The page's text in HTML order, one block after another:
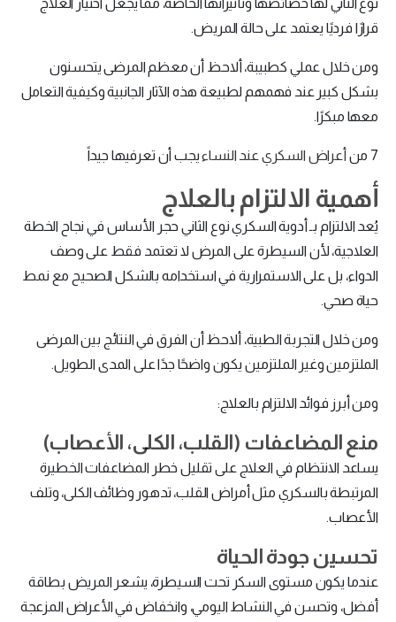
نوع الثاني لها خصائصها وتأثيراتها الخاصة، مما يجعل اختيار العلاج
قرارًا فرديًا يعتمد على حالة المريض.
ومن خلال عملي كطبيبة، ألاحظ أن معظم المرضى يتحسنون
بشكل كبير عند فهمهم لطبيعة هذه الآثار الجانبية وكيفية التعامل
معها مبكرًا.
7 من أعراض السكري عند النساءيجب أن تعرفيها جيداً
أهمية الالتزام بالعلاج
يُعد الالتزام بـ أدوية السكري نوع الثاني حجر الأساس في نجاح الخطة
العلاجية، لأن السيطرة على المرض لا تعتمد فقط على وصف
الدواء، بل على الاستمرارية في استخدامه بالشكل الصحيح مع نمط
حياة صحي.
ومن خلال التجربة الطبية، ألاحظ أن الفرق في النتائج بين المرضى
الملتزمين وغير الملتزمين يكون واضحًا جدًا على المدى الطويل.
ومن أبرز فوائد الالتزام بالعلاج:
منع المضاعفات (القلب، الكلى، الأعصاب)
يساعد الانتظام في العلاج على تقليل خطر المضاعفات الخطيرة
المرتبطة بالسكري مثل أمراض القلب، تدهور وظائف الكلى، وتلف
الأعصاب.
تحسين جودة الحياة
عندما يكون مستوى السكر تحت السيطرة، يشعر المريض بطاقة
أفضل، وتحسن في النشاط اليومي، وانخفاض في الأعراض المزعجة